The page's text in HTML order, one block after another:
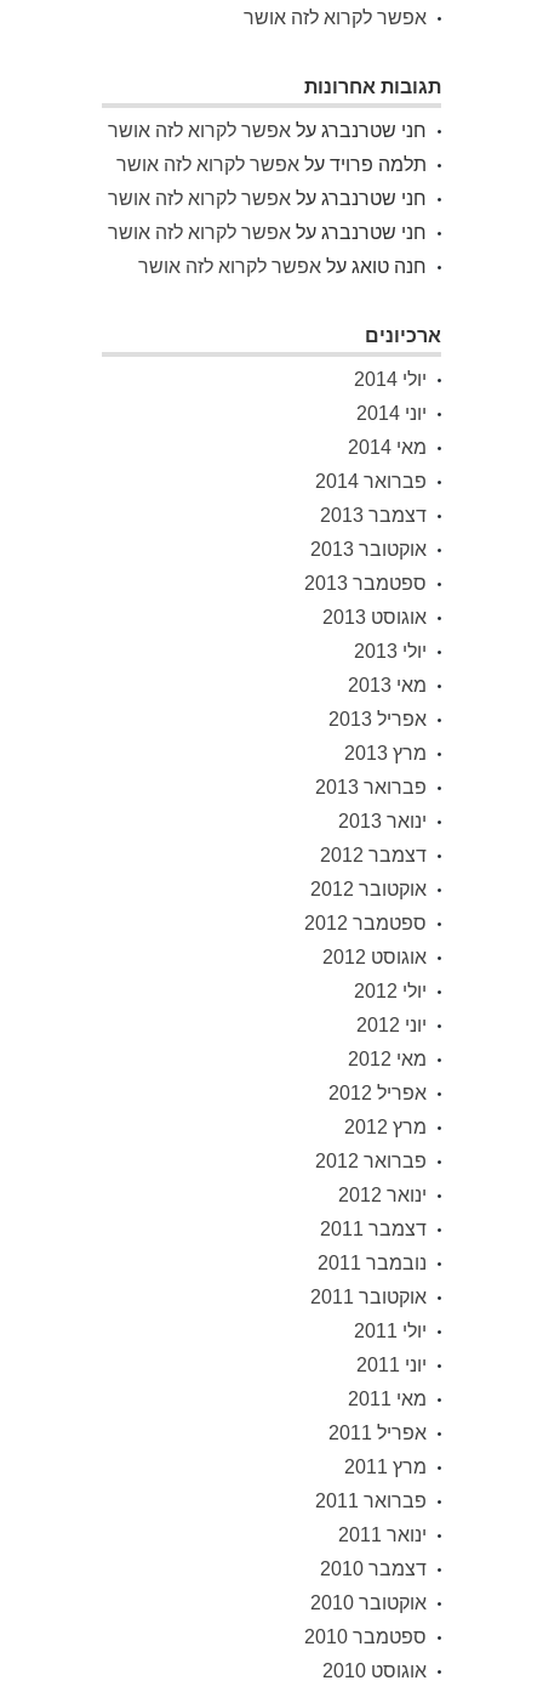
אפשר לקרוא לזה אושר
תגובות אחרונות
חני שטרנברג על אפשר לקרוא לזה אושר
תלמה פרויד על אפשר לקרוא לזה אושר
חני שטרנברג על אפשר לקרוא לזה אושר
חני שטרנברג על אפשר לקרוא לזה אושר
חנה טואג על אפשר לקרוא לזה אושר
ארכיונים
יולי 2014
יוני 2014
מאי 2014
פברואר 2014
דצמבר 2013
אוקטובר 2013
ספטמבר 2013
אוגוסט 2013
יולי 2013
מאי 2013
אפריל 2013
מרץ 2013
פברואר 2013
ינואר 2013
דצמבר 2012
אוקטובר 2012
ספטמבר 2012
אוגוסט 2012
יולי 2012
יוני 2012
מאי 2012
אפריל 2012
מרץ 2012
פברואר 2012
ינואר 2012
דצמבר 2011
נובמבר 2011
אוקטובר 2011
יולי 2011
יוני 2011
מאי 2011
אפריל 2011
מרץ 2011
פברואר 2011
ינואר 2011
דצמבר 2010
אוקטובר 2010
ספטמבר 2010
אוגוסט 2010